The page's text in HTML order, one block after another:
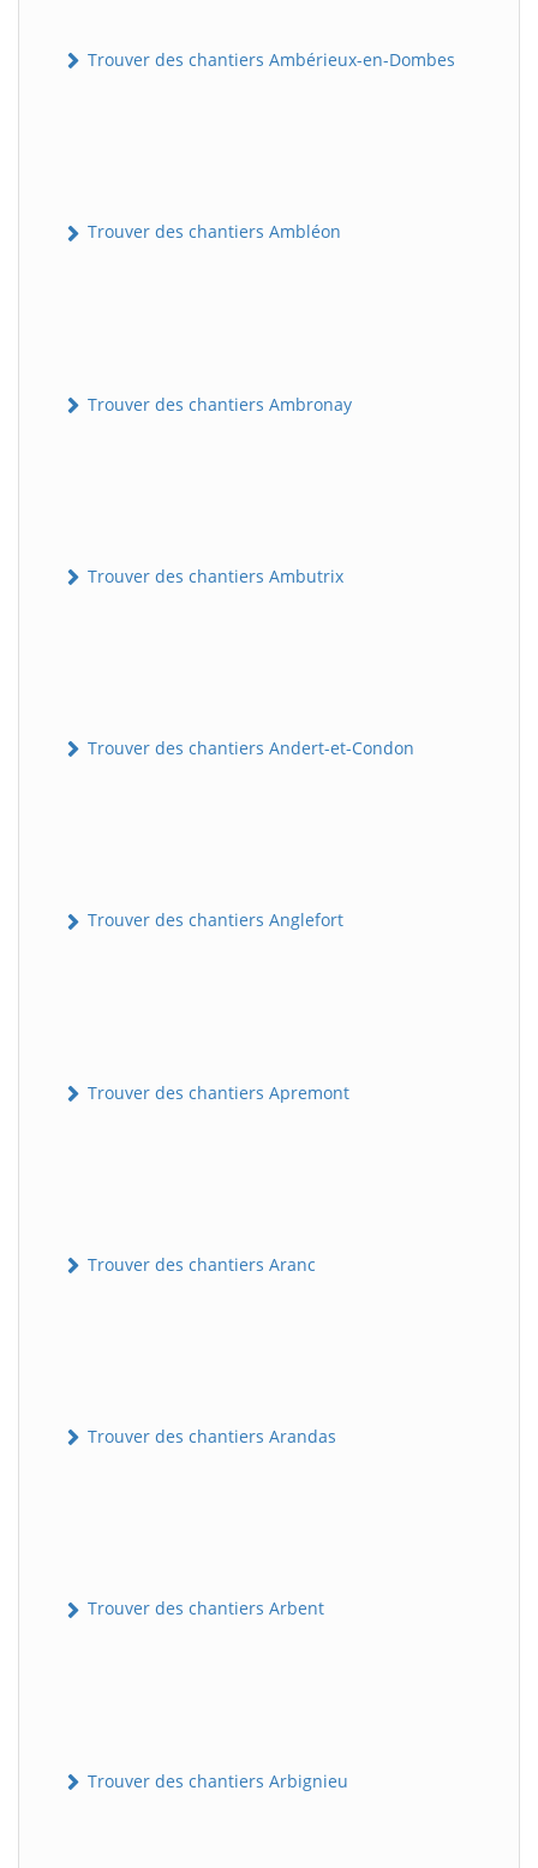
Trouver des chantiers Ambérieux-en-Dombes
Trouver des chantiers Ambléon
Trouver des chantiers Ambronay
Trouver des chantiers Ambutrix
Trouver des chantiers Andert-et-Condon
Trouver des chantiers Anglefort
Trouver des chantiers Apremont
Trouver des chantiers Aranc
Trouver des chantiers Arandas
Trouver des chantiers Arbent
Trouver des chantiers Arbignieu